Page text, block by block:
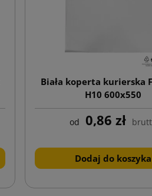
Biała koperta kurierska
H10 600x550
od 0,86 zł
Dodaj do koszyka